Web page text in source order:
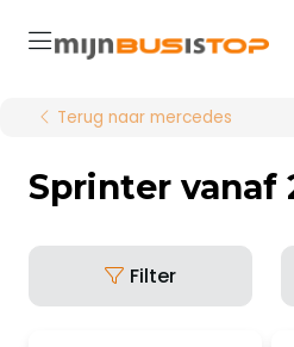
Terug naar mercedes
Sprinter vanaf
Filter